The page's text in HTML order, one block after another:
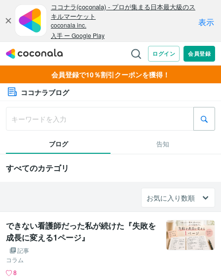
会員登録で10％割引クーポンを獲得！
ココナラブログ
ブログ 告知
すべてのカテゴリ
できない看護師だった私が続けた『失敗を
成長に変える1ページ』
記事
コラム
8